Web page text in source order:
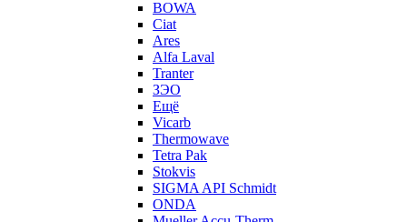
BOWA
Ciat
Ares
Alfa Laval
Tranter
ЗЭО
Ещё
Vicarb
Thermowave
Tetra Pak
Stokvis
SIGMA API Schmidt
ONDA